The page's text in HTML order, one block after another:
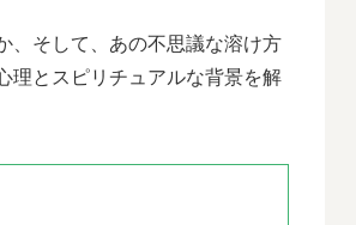
、そして、あの不思議な溶け方
理とスピリチュアルな背景を解